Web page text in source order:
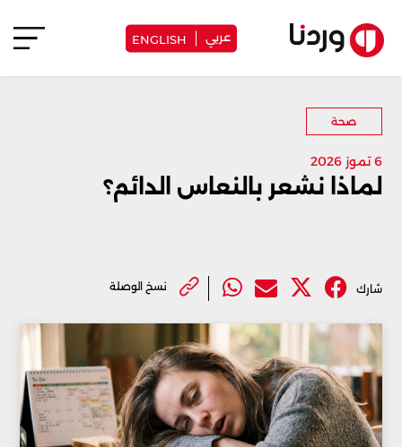
عربي ENGLISH
صحة
6 تموز 2026
لماذا نشعر بالنعاس الدائم؟
شارك نسخ الوصلة